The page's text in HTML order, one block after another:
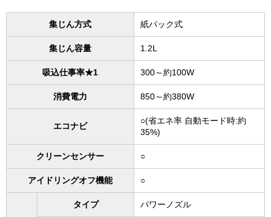
集じん方式 紙パック式
集じん容量 1.2L
吸込仕事率★1 300～約100W
消費電力 850～約380W
エコナビ
○(省エネ率 自動モード時:約
35%)
クリーンセンサー ○
アイドリングオフ機能 ○
タイプ パワーノズル